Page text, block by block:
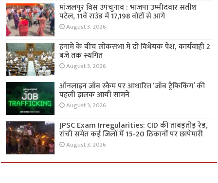
मांजलपुर विस उपचुनाव : भाजपा उम्मीदवार सतीश
पटेल, 11वें राउंड में 17,198 वोटों से आगे
August 3, 2026
हंगामे के बीच लोकसभा में दो विधेयक पेश, कार्यवाही 2
बजे तक स्थगित
August 3, 2026
ऑनलाइन जॉब स्कैम पर आधारित ‘जॉब ट्रैफिकिंग’ की
पहली झलक आयी सामने
August 3, 2026
JPSC Exam Irregularities: CID की ताबड़तोड़ रेड,
रांची समेत कई जिलों में 15-20 ठिकानों पर छापेमारी
August 3, 2026